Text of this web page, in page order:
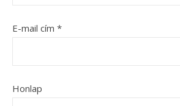
E-mail cím *
Honlap